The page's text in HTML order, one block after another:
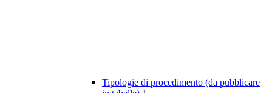
Tipologie di procedimento (da pubblicare